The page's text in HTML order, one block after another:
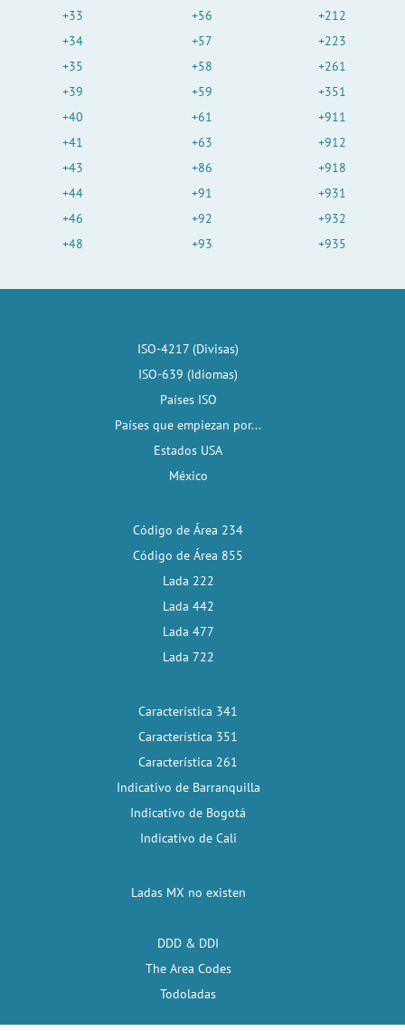
+33
+34
+35
+39
+40
+41
+43
+44
+46
+48
+56
+57
+58
+59
+61
+63
+86
+91
+92
+93
+212
+223
+261
+351
+911
+912
+918
+931
+932
+935
ISO-4217 (Divisas)
ISO-639 (Idiomas)
Países ISO
Países que empiezan por...
Estados USA
México
Código de Área 234
Código de Área 855
Lada 222
Lada 442
Lada 477
Lada 722
Característica 341
Característica 351
Característica 261
Indicativo de Barranquilla
Indicativo de Bogotá
Indicativo de Cali
Ladas MX no existen
DDD & DDI
The Area Codes
Todoladas